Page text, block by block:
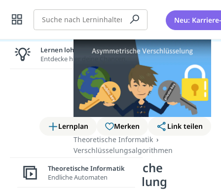
Suche Neu:
Lernplan Merken
Link teilen
Theoretische Informatik
Verschlüsselungsalgorithmen
Asymmetrische
Verschlüsselung
Lernen lohnt sich!
Entdecke hier deine Chancen.
Theoretische Informatik
Endliche Automaten